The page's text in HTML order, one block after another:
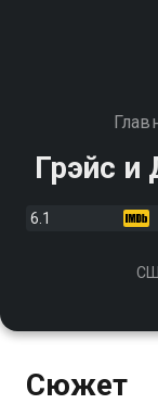
Грэйс
6.1
Сюжет